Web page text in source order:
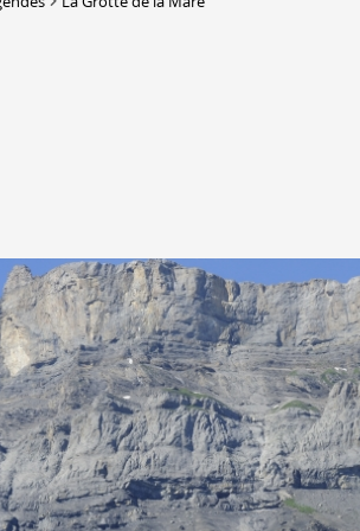
Mayens et alpages
Hébergement
Accès